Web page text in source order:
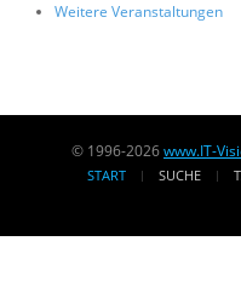
Weitere Veranstaltungen
© 1996-2026www.IT-
START SUCHE